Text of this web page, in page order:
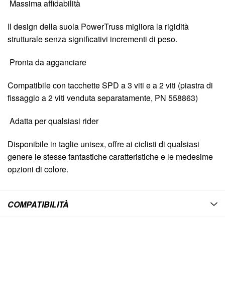
Massima affidabilità
Il design della suola PowerTruss migliora la rigidità
strutturale senza significativi incrementi di peso.
Pronta da agganciare
Compatibile con tacchette SPD a 3 viti e a 2 viti (piastra di
fissaggio a 2 viti venduta separatamente, PN 558863)
Adatta per qualsiasi rider
Disponibile in taglie unisex, offre ai ciclisti di qualsiasi
genere le stesse fantastiche caratteristiche e le medesime
opzioni di colore.
COMPATIBILITÀ